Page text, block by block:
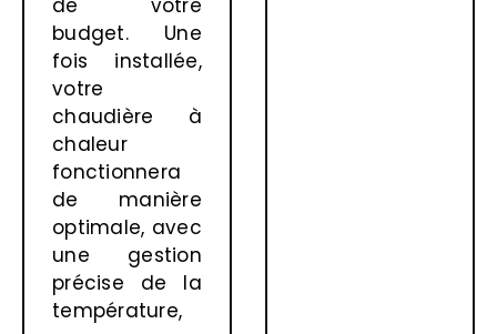
de votre
budget. Une
fois installée,
votre
chaudière à
chaleur
fonctionnera
de manière
optimale, avec
une gestion
précise de la
température,